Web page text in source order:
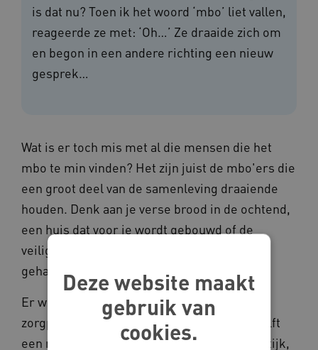
is dat nu? Toen ik het woord ‘mbo’ liet vallen,
reageerde ze met: ‘Oh…’ Ze draaide zich om
en begon in een andere richting een nieuw
gesprek…
Wat is er toch mis met al die mensen die het
mbo te min vinden? Het zijn juist de mbo'ers die
een groot deel van de samenleving draaiende
houden. Denk aan je verse brood in de ochtend,
een huis dat voor je wordt gebouwd of de
veiligheid op straat. En ook de
gehandicaptenzorg valt om zonder mbo'ers.
Er werken in onze sector 180.000
zorgprofessionals, waarvan meer dan de helft
een mbo-diploma heeft. Ze kennen de praktijk,
Deze website maakt
gebruik van
cookies.